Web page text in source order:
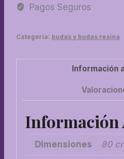
manto
Pagos Seguros
Categoría: budas y budas resina
Información
Información
Dimensiones 80